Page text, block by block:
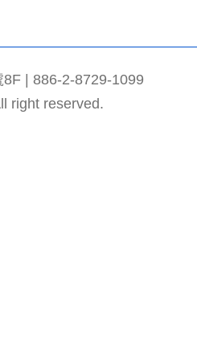
| 886-2-8729-1099
right reserved.